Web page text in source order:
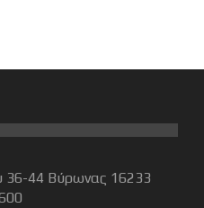
36-44 Βύρωνας 16233